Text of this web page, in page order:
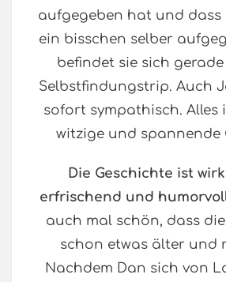
aufgegeben hat und dass
ein bisschen selber
befindet sie sich
Selbstfindungstrip. Auch
sofort sympathisch. Alles
witzige und spannende
Die Geschichte ist
erfrischend und
auch mal schön, dass
schon etwas älter und
Nachdem Dan sich von